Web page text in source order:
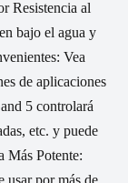
Resistencia al
bajo el agua y
Vea
de aplicaciones
5 controlará
etc. y puede
Más Potente: